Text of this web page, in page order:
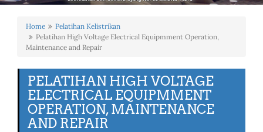
Home
Pelatihan Kelistrikan
Pelatihan High Voltage Electrical Equipmment Operation,
Maintenance and Repair
PELATIHAN HIGH VOLTAGE
ELECTRICAL EQUIPMMENT
OPERATION, MAINTENANCE
AND REPAIR